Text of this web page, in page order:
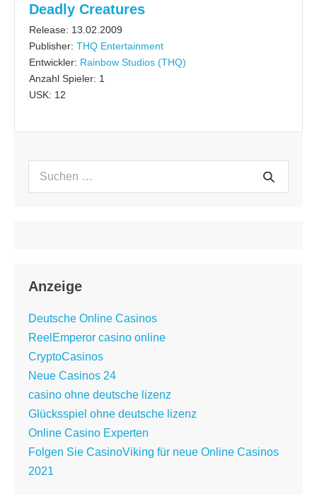
Deadly Creatures
Release: 13.02.2009
Publisher: THQ Entertainment
Entwickler: Rainbow Studios (THQ)
Anzahl Spieler: 1
USK: 12
Suchen
Suche
Anzeige
Deutsche Online Casinos
ReelEmperor casino online
CryptoCasinos
Neue Casinos 24
casino ohne deutsche lizenz
Glücksspiel ohne deutsche lizenz
Online Casino Experten
Folgen Sie CasinoViking für neue Online Casinos
2021